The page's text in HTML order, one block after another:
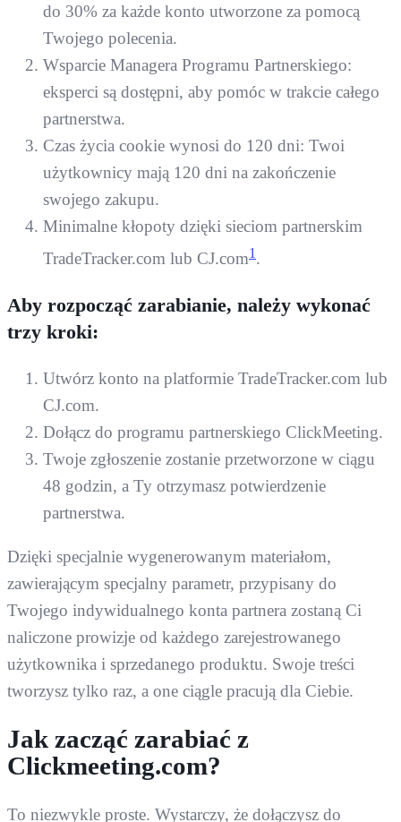
do 30% za każde konto utworzone za pomocą
Twojego polecenia.
Wsparcie Managera Programu Partnerskiego:
eksperci są dostępni, aby pomóc w trakcie całego
partnerstwa.
Czas życia cookie wynosi do 120 dni: Twoi
użytkownicy mają 120 dni na zakończenie
swojego zakupu.
Minimalne kłopoty dzięki sieciom partnerskim
TradeTracker.com lub CJ.com​1 ​.
Aby rozpocząć zarabianie, należy wykonać
trzy kroki:
Utwórz konto na platformie TradeTracker.com lub
CJ.com.
Dołącz do programu partnerskiego ClickMeeting.
Twoje zgłoszenie zostanie przetworzone w ciągu
48 godzin, a Ty otrzymasz potwierdzenie
partnerstwa​.
Dzięki specjalnie wygenerowanym materiałom,
zawierającym specjalny parametr, przypisany do
Twojego indywidualnego konta partnera zostaną Ci
naliczone prowizje od każdego zarejestrowanego
użytkownika i sprzedanego produktu. Swoje treści
tworzysz tylko raz, a one ciągle pracują dla Ciebie.
Jak zacząć zarabiać z
Clickmeeting.com?
To niezwykle proste. Wystarczy, że dołączysz do